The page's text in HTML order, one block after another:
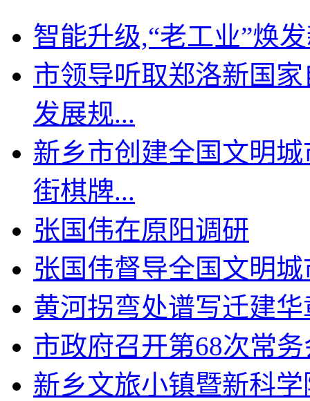
智能升级,“老工业”焕
市领导听取郑洛新国
发展规...
新乡市创建全国文明
街棋牌...
张国伟在原阳调研
张国伟督导全国文明
黄河拐弯处谱写迁建华
市政府召开第68次常
新乡文旅小镇暨新科